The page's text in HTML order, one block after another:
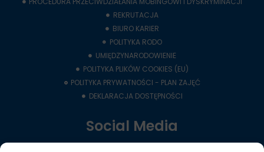
REKRUTACJA
BIURO KARIER
POLITYKA RODO
UMIĘDZYNARODOWIENIE
POLITYKA PLIKÓW COOKIES (EU)
POLITYKA PRYWATNOŚCI - PLAN ZAJĘĆ
DEKLARACJA DOSTĘPNOŚCI
Social Media